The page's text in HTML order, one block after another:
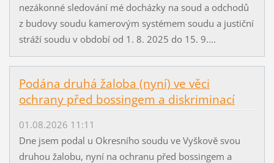
nezákonné sledování mé docházky na soud a odchodů
z budovy soudu kamerovým systémem soudu a justiční
stráží soudu v období od 1. 8. 2025 do 15. 9....
Podána druhá žaloba (nyní) ve věci
ochrany před bossingem a diskriminací
01.08.2026 11:11
Dne jsem podal u Okresního soudu ve Vyškově svou
druhou žalobu, nyní na ochranu před bossingem a